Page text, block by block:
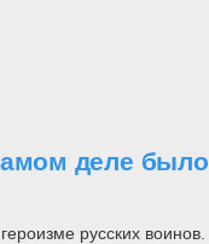
деле было
русских воинов.